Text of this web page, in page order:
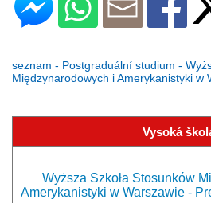
seznam - Postgraduální studium -
Międzynarodowych i Amerykanistyki w
Vysoká
Wyższa Szkoła Stosunków
Amerykanistyki w Warszawie -